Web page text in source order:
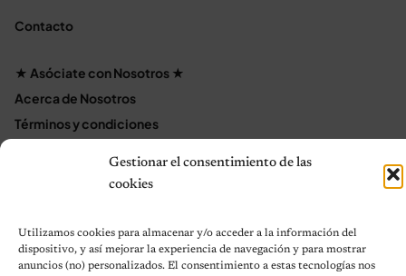
Gestionar el consentimiento de las
cookies
Utilizamos cookies para almacenar y/o acceder a la información del
dispositivo, y así mejorar la experiencia de navegación y para mostrar
anuncios (no) personalizados. El consentimiento a estas tecnologías nos
Contacto
★ Asóciate con Nosotros ★
Acerca de Nosotros
Términos y condiciones
Política de cookies (UE)
Contáctanos
Terms and Conditions